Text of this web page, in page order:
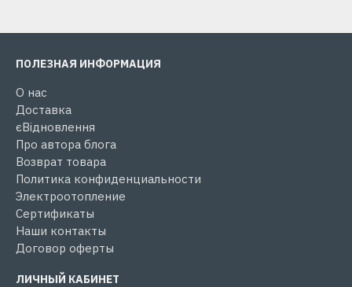
ПОЛЕЗНАЯ ИНФОРМАЦИЯ
О нас
Доставка
єВідновлення
Про автора блога
Возврат товара
Политика конфиденциальности
Электроотопление
Сертификаты
Наши контакты
Договор оферты
ЛИЧНЫЙ КАБИНЕТ